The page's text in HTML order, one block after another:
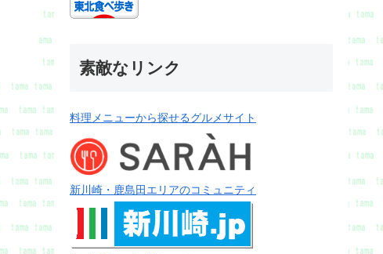
素敵なリンク
料理メニューから探せるグルメサイト
新川崎・鹿島田エリアのコミュニティ